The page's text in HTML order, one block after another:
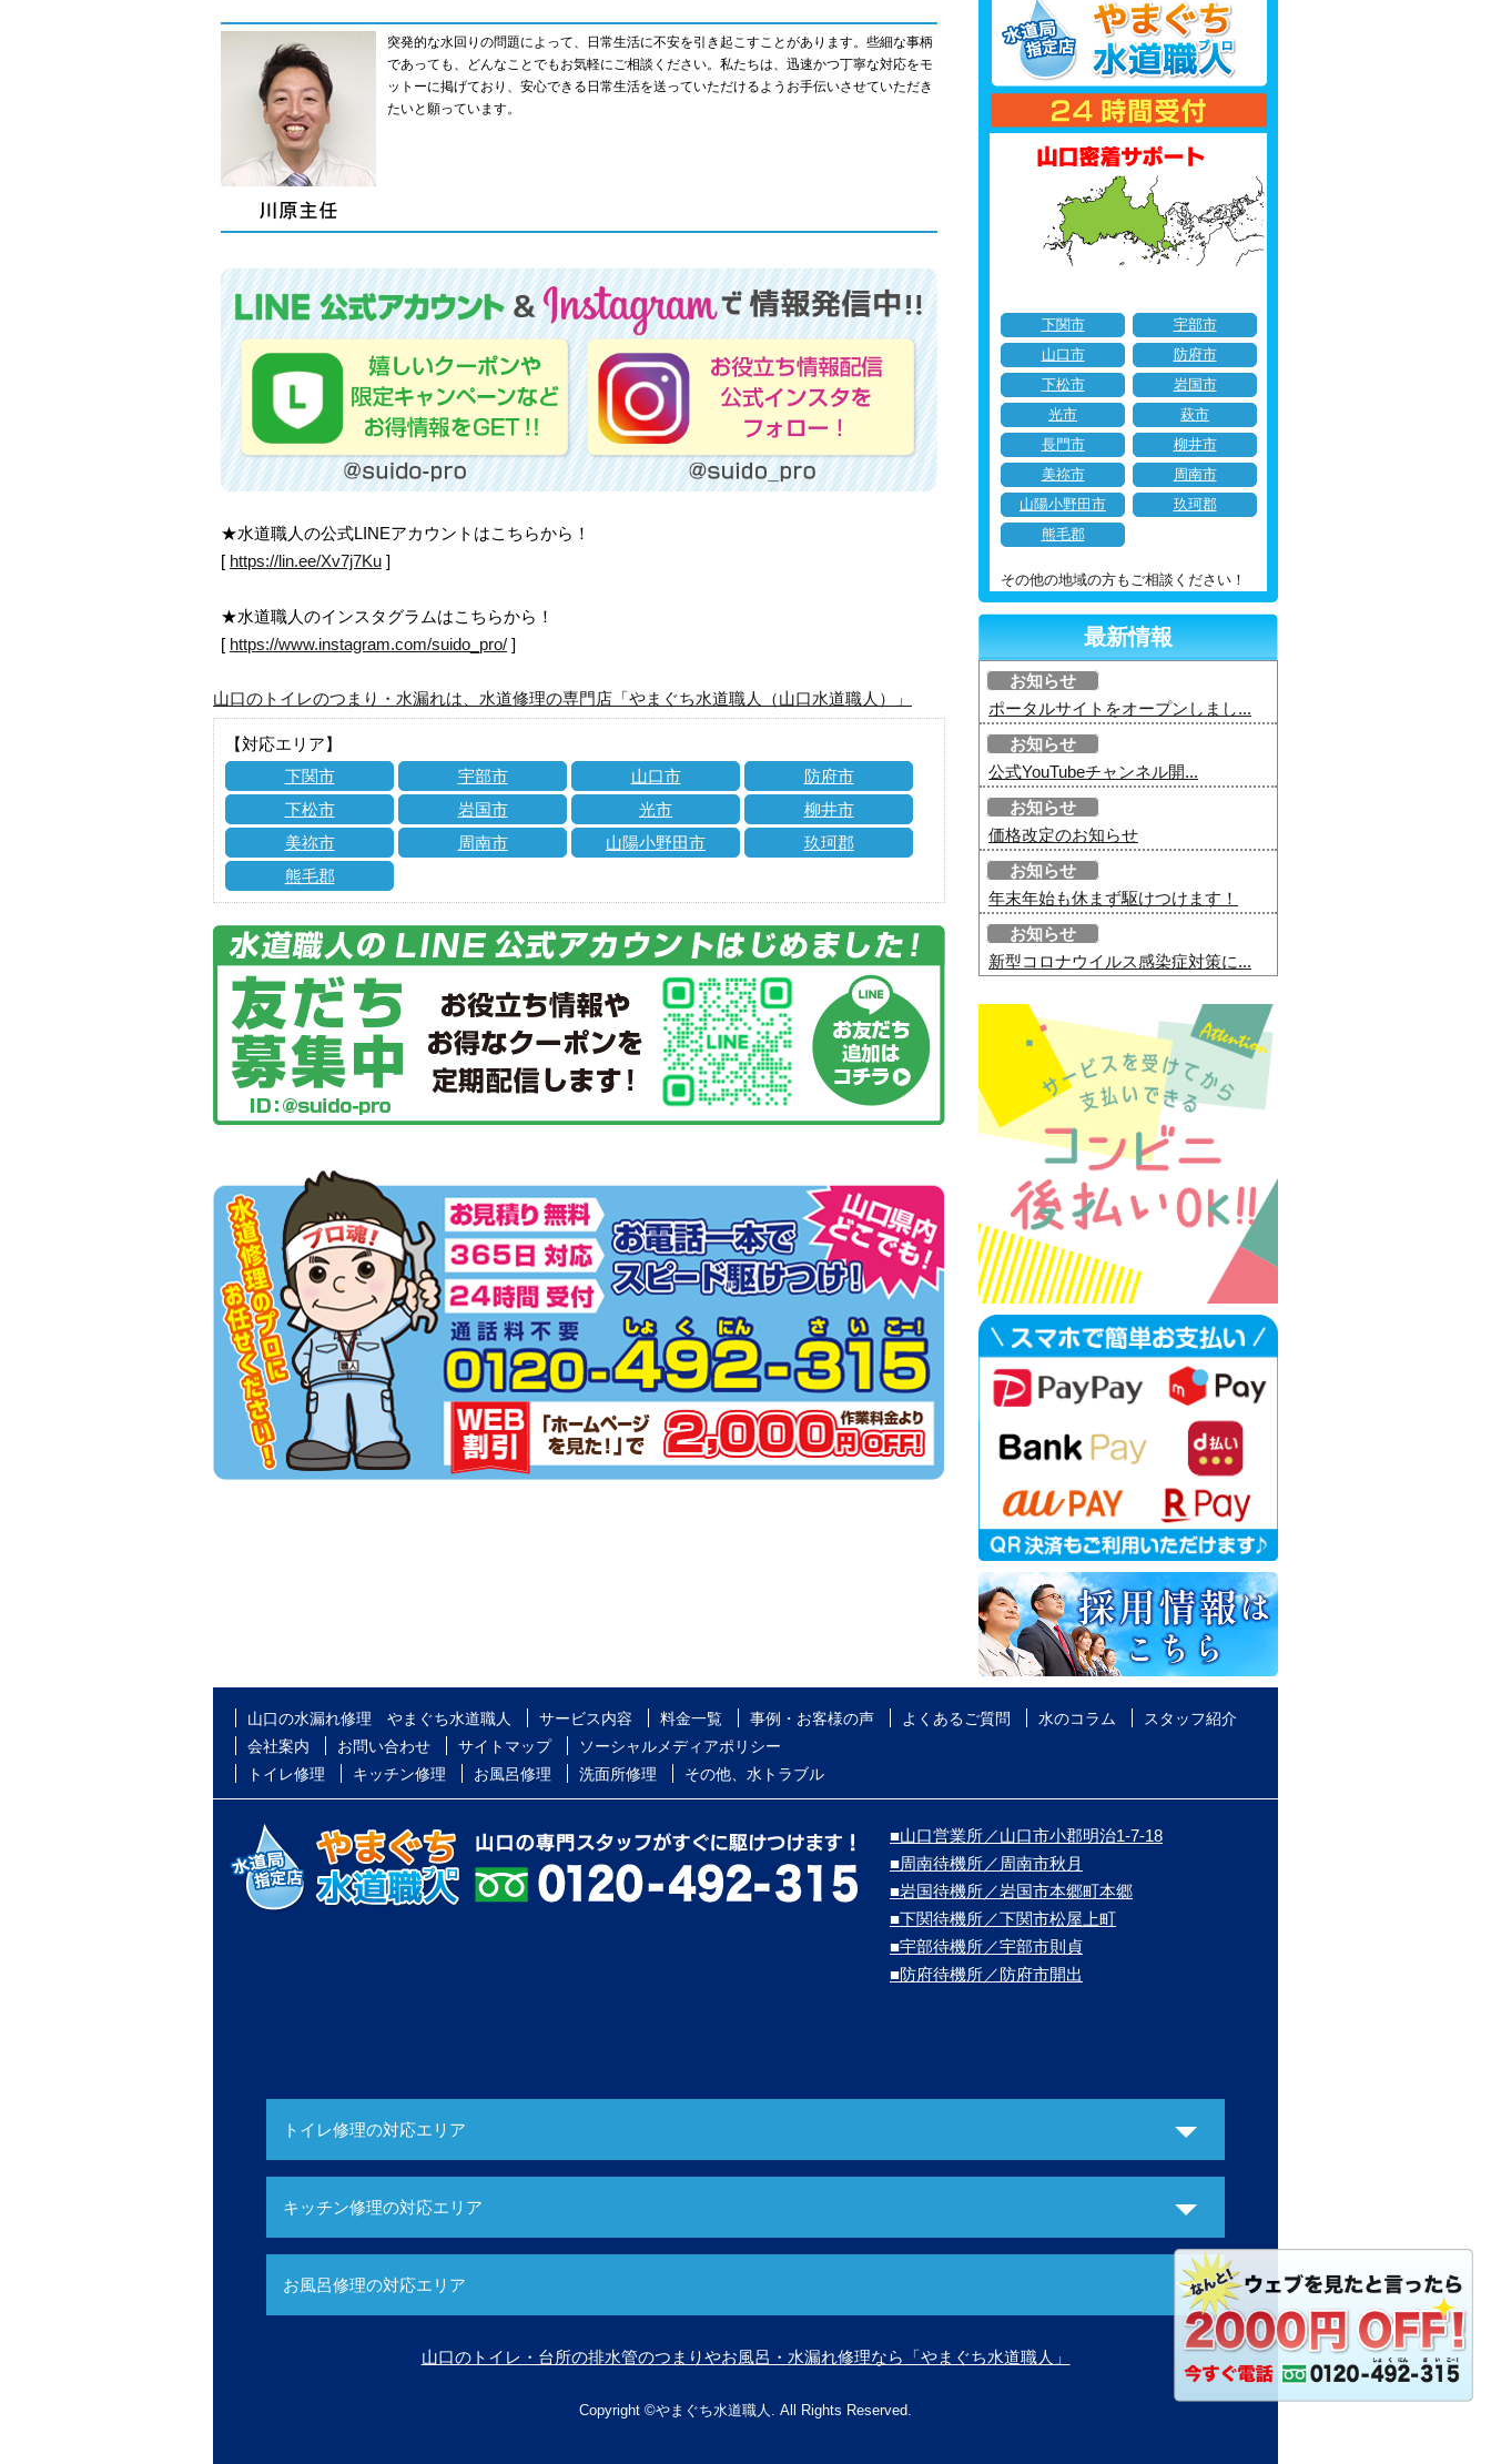
突発的な水回りの問題によって、日常生活に不安を引き起こすことがあります。些細な事柄
であっても、どんなことでもお気軽にご相談ください。私たちは、迅速かつ丁寧な対応をモ
ットーに掲げており、安心できる日常生活を送っていただけるようお手伝いさせていただき
たいと願っています。
★水道職人の公式LINEアカウントはこちらから！
[ https://lin.ee/Xv7j7Ku ]
★水道職人のインスタグラムはこちらから！
[ https://www.instagram.com/suido_pro/ ]
山口のトイレのつまり・水漏れは、水道修理の専門店「やまぐち水道職人（山口水道職人）」
【対応エリア】
下関市
宇部市 山口市
防府市
下松市
岩国市 光市
柳井市
美祢市
周南市 山陽小野田市
玖珂郡
熊毛郡
下関市
宇部市
山口市
防府市
下松市
岩国市
光市
萩市
長門市
柳井市
美祢市
周南市
山陽小野田市
玖珂郡
熊毛郡
その他の地域の方もご相談ください！
最新情報
お知らせ
ポータルサイトをオープンしまし...
お知らせ
公式YouTubeチャンネル開...
お知らせ
価格改定のお知らせ
お知らせ
年末年始も休まず駆けつけます！
お知らせ
新型コロナウイルス感染症対策に...
山口の水漏れ修理 やまぐち水道職人 サービス内容 料金一覧 事例・お客様の声 よくあるご質問 水のコラム
スタッフ紹介
会社案内
お問い合わせ サイトマップ
ソーシャルメディアポリシー
トイレ修理
キッチン修理 お風呂修理 洗面所修理 その他、水トラブル
■山口営業所／山口市小郡明治1-7-18
■周南待機所／周南市秋月
■岩国待機所／岩国市本郷町本郷
■下関待機所／下関市松屋上町
■宇部待機所／宇部市則貞
■防府待機所／防府市開出
トイレ修理の対応エリア
キッチン修理の対応エリア
お風呂修理の対応エリア
山口のトイレ・台所の排水管のつまりやお風呂・水漏れ修理なら「やまぐち水道職人」
Copyright ©やまぐち水道職人. All Rights Reserved.